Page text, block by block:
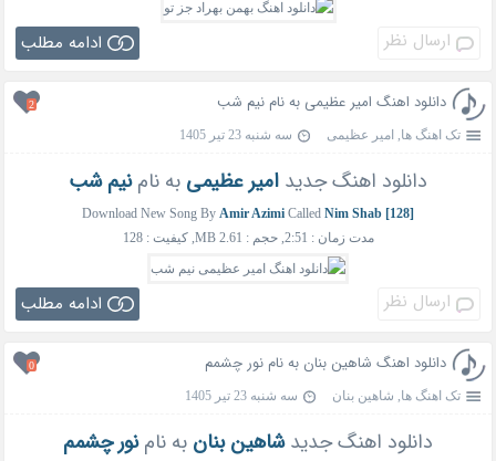
ارسال نظر ادامه مطلب
دانلود اهنگ امیر عظیمی به نام نیم شب 2
تک اهنگ ها, امیر عظیمی سه شنبه 23 تیر 1405
دانلود اهنگ جدید امیر عظیمی به نامنیم شب
Download New Song By Amir Azimi Called Nim Shab [128]
مدت زمان : 2:51, حجم : 2.61 MB, کیفیت : 128
ارسال نظر ادامه مطلب
دانلود اهنگ شاهین بنان به نام نور چشمم 0
تک اهنگ ها, شاهین بنان سه شنبه 23 تیر 1405
دانلود اهنگ جدید شاهین بنان به نامنور چشمم